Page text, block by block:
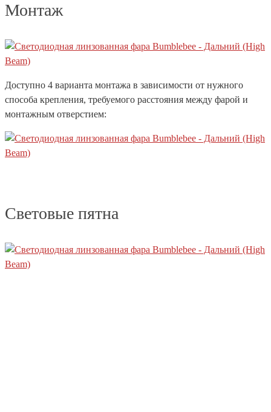
Монтаж
Доступно 4 варианта монтажа в зависимости от нужного
способа крепления, требуемого расстояния между фарой и
монтажным отверстием:
Световые пятна